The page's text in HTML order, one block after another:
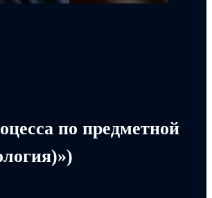
по предметной